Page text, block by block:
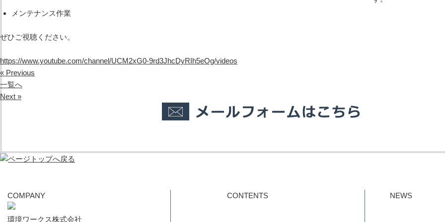
メンテナンス作業
ぜひご視聴ください。
https://www.youtube.com/channel/UCM2xG0-9rd3JhcDyRIh5eOg/videos
« Previous
一覧へ
Next »
COMPANY
環境ワークス株式会社
CONTENTS
NEWS